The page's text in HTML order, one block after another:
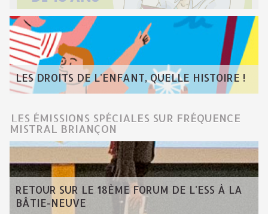
LES DROITS DE L'ENFANT, QUELLE HISTOIRE !
LES ÉMISSIONS SPÉCIALES SUR FRÉQUENCE
MISTRAL BRIANÇON
RETOUR SUR LE 18ÈME FORUM DE L'ESS À LA
BÂTIE-NEUVE